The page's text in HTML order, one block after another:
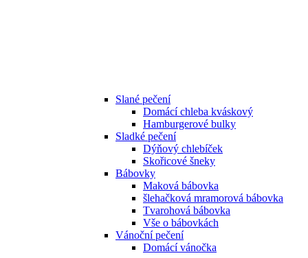
Slané pečení
Domácí chleba kváskový
Hamburgerové bulky
Sladké pečení
Dýňový chlebíček
Skořicové šneky
Bábovky
Maková bábovka
šlehačková mramorová bábovka
Tvarohová bábovka
Vše o bábovkách
Vánoční pečení
Domácí vánočka